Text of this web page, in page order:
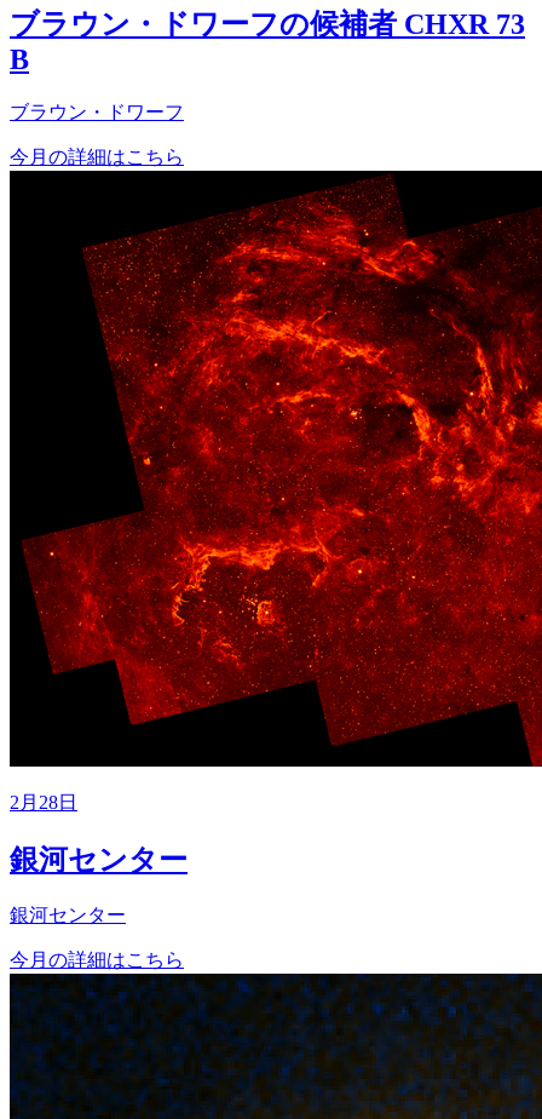
ブラウン・ドワーフの候補者 CHXR 73
B
ブラウン・ドワーフ
今月の詳細はこちら
2月28日
銀河センター
銀河センター
今月の詳細はこちら